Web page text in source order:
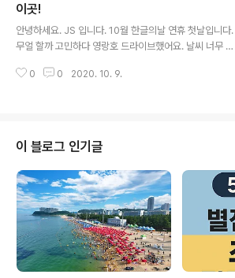
다. 통일대법당 108법당이 가장 먼저 보입니다. 내원법당
설명도 잘 되어 있습니다. 통일염원 108법당 기와 불사가
있어 소원성취를 위해 기와 불사를 했습니다. 신흥사, 울산
쁠 거 같습니다. 신흥사 내부 울산바위 설명 신흥사를 지나
이곳!
안녕하세요. JS 입니다. 10월 한글의날 연휴 첫날입니다.
무얼 할까 고민하다 영랑호 드라이브했어요. 날씨 너무 좋
다. 영랑호는 언제 들러도 너무 좋습니다.제한 속도는 시속
필요합니다. 드라이브하다 보면 이렇게 사람이 없는 곳도
있고 너무 좋습니다. 천천히 30km로 운행하는 경우 20분
정도 걸리고 중간에 쉬면 30분 코스가 됩니다. 영랑호 중
간에 주차장이 마련되어 있어 주차 후 걷기도 가능합니다.
탁 트여 있고 너무 멋진 거 같아요.저 멀리 영랑호의 랜드마
크, 영랑호 리조트가 보이네..
0 0 2020. 10. 9.
이 블로그 인기글